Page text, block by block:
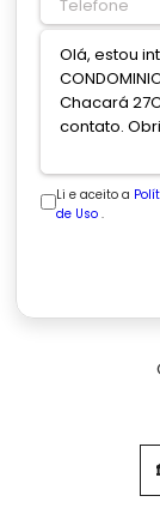
Li e aceito a
de Uso .